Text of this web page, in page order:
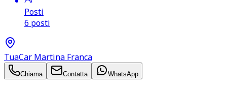
Posti
6 posti
TuaCar Martina Franca
Chiama Contatta WhatsApp